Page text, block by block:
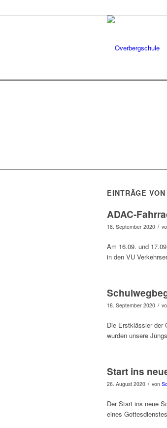
EINTRÄGE
ADAC-
18. September 2020 /
Am 16.09. und
in den VU
18. September 2020 /
Die Erstklässler der
wurden unsere
Start ins
26. August 2020 / von
Der Start ins neue
eines